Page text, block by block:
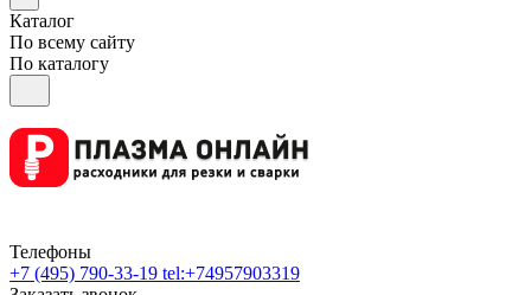
Каталог
По всему сайту
По каталогу
Телефоны
+7 (495) 790-33-19 tel:+74957903319